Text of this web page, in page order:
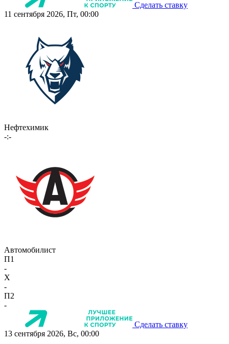
Сделать ставку
11 сентября 2026, Пт, 00:00
Нефтехимик
-:-
Автомобилист
П1
-
X
-
П2
-
Сделать ставку
13 сентября 2026, Вс, 00:00